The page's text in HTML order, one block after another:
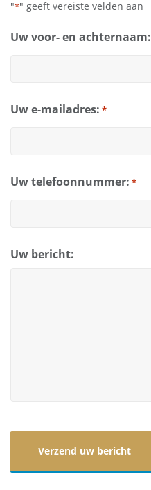
"*" geeft vereiste velden aan
Uw voor- en achternaam:
Uw e-mailadres: *
Uw telefoonnummer: *
Uw bericht: